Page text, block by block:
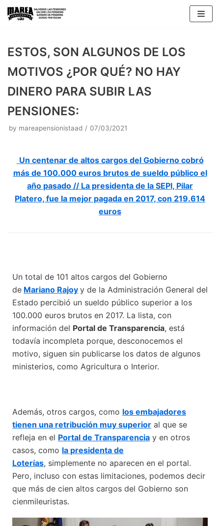
Skip
ESTOS, SON ALGUNOS DE LOS
MOTIVOS ¿POR QUÉ? NO HAY
DINERO PARA SUBIR LAS
PENSIONES:
by mareapensionistaad 07/03/2021
Un centenar de altos cargos del Gobierno cobró
más de 100.000 euros brutos de sueldo público el
año pasado // La presidenta de la SEPI, Pilar
Platero, fue la mejor pagada en 2017, con 219.614
euros
Un total de 101 altos cargos del Gobierno
de Mariano Rajoy y de la Administración General del
Estado percibió un sueldo público superior a los
100.000 euros brutos en 2017. La lista, con
información del Portal de Transparencia, está
todavía incompleta porque, desconocemos el
motivo, siguen sin publicarse los datos de algunos
ministerios, como Agricultura o Interior.
Además, otros cargos, como los embajadores
tienen una retribución muy superior al que se
refleja en el Portal de Transparencia y en otros
casos, como la presidenta de
Loterías, simplemente no aparecen en el portal.
Pero, incluso con estas limitaciones, podemos decir
que más de cien altos cargos del Gobierno son
cienmileuristas.